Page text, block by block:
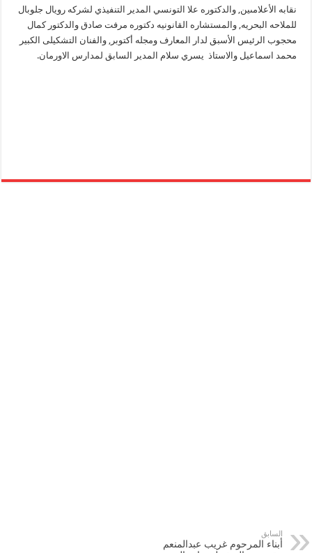
نقابه الأعلامىين, والدكتوره علا التونسي المدير التنفيذي لشركه رويال جلوبال
للملاحه البحريه, والمستشاره القانونيه دكتوره مرفت صادق والدكتور كمال
محجوب الرئيس الأسبق لدار المعارف ومجله أكتوبر, والفنان التشكيلى الكبير
محمد اسماعيل والاستاذ يسري سلام المدير السابق لمدارس الاورمان.
السابق
أبناء المرحوم غريب عبدالمنعم